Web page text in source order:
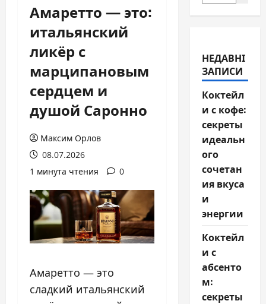
Амаретто — это:
итальянский
ликёр с
марципановым
сердцем и
душой Саронно
Максим Орлов
08.07.2026
1 минута чтения
0
Амаретто — это
сладкий итальянский
НЕДАВНІ
ЗАПИСИ
Коктейл
и с кофе:
секреты
идеальн
ого
сочетан
ия вкуса
и
энергии
Коктейл
и с
абсенто
м:
секреты